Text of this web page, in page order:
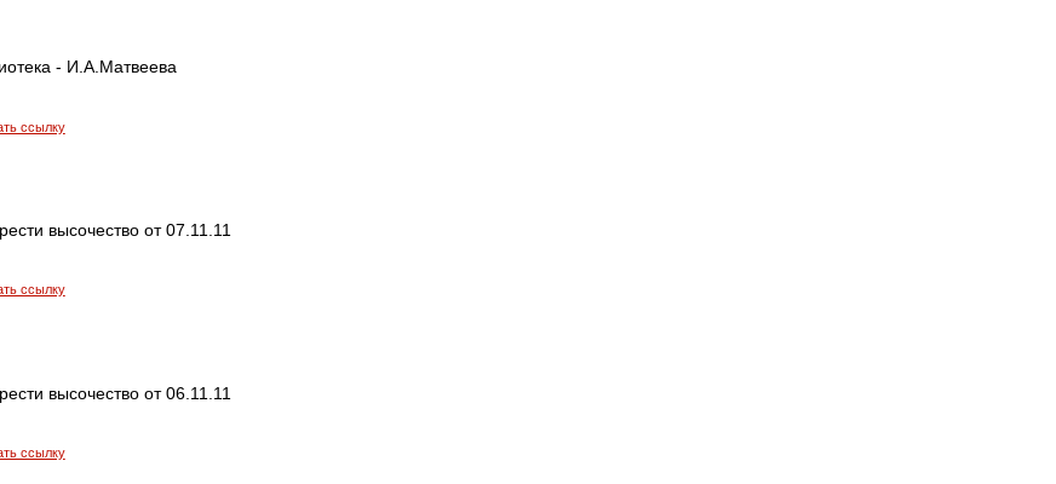
- И.А.Матвеева
ссылку
высочество от 07.11.11
ссылку
высочество от 06.11.11
ссылку